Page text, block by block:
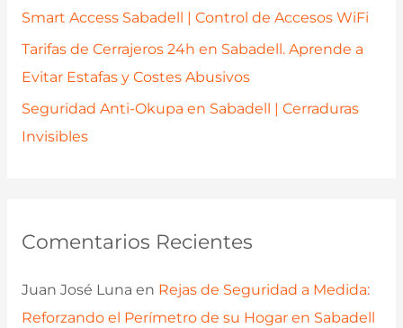
Smart Access Sabadell | Control de Accesos WiFi
Tarifas de Cerrajeros 24h en Sabadell. Aprende a
Evitar Estafas y Costes Abusivos
Seguridad Anti-Okupa en Sabadell | Cerraduras
Invisibles
Comentarios Recientes
Juan José Luna en Rejas de Seguridad a Medida:
Reforzando el Perímetro de su Hogar en Sabadell